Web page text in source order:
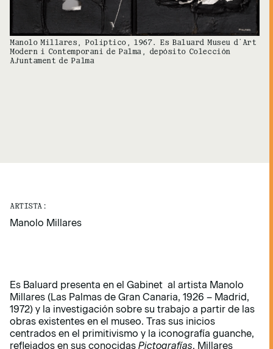
Manolo Millares, Políptico, 1967. Es Baluard Museu d´Art
Modern i Contemporani de Palma, depósito Colección
Ajuntament de Palma
ARTISTA:
Manolo Millares
Es Baluard presenta en el Gabinet al artista Manolo
Millares (Las Palmas de Gran Canaria, 1926 – Madrid,
1972) y la investigación sobre su trabajo a partir de las
obras existentes en el museo. Tras sus inicios
centrados en el primitivismo y la iconografía guanche,
reflejados en sus conocidas Pictografías, Millares